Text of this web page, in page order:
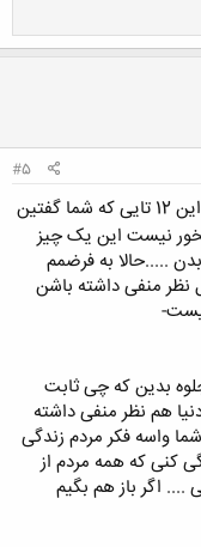
#5
ببخشید الان در بین 196 کشور جهان این 12 تایی که شما گفتین
نیست این یک چیز
.....حالا به فرضمم
اسراییل نظر منفی داشته باشن
بدین که چی ثابت
هم نظر منفی داشته
واسه فکر مردم زندگی
کنی که همه مردم از
اگر باز هم بگیم